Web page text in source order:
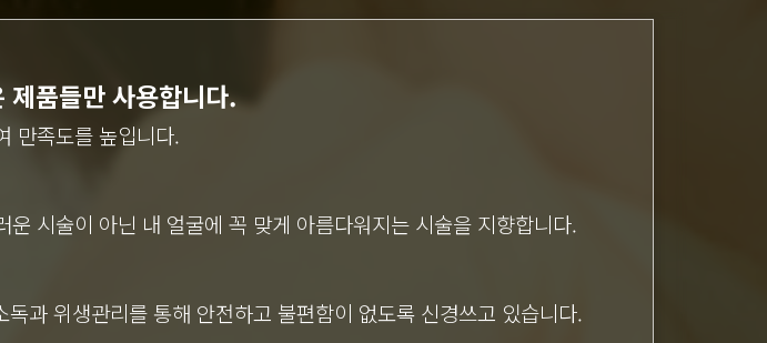
품들만 사용합니다.
만족도를 높입니다.
시술이 아닌 내 얼굴에 꼭 맞게 아름다워지는 시술을 지향합니다.
과 위생관리를 통해 안전하고 불편함이 없도록 신경쓰고 있습니다.